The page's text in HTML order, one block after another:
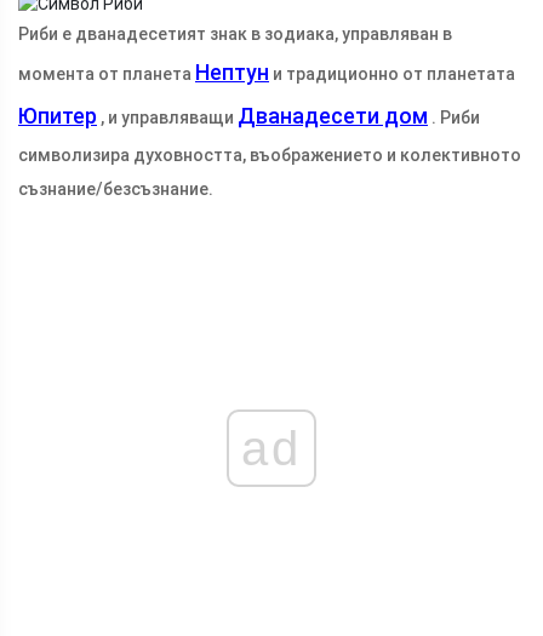
Риби е дванадесетият знак в зодиака, управляван в
момента от планета Нептун и традиционно от планетата
Юпитер , и управляващи Дванадесети дом . Риби
символизира духовността, въображението и колективното
съзнание/безсъзнание.
ad